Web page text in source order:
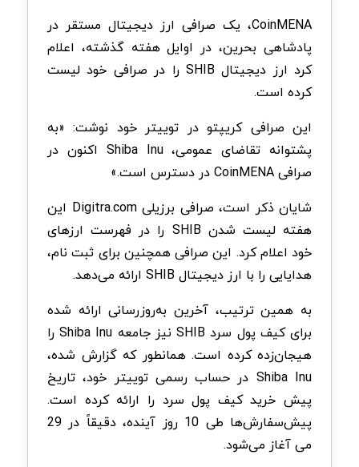
CoinMENA، یک صرافی ارز دیجیتال مستقر در
پادشاهی بحرین، در اوایل هفته گذشته، اعلام
کرد ارز دیجیتال SHIB را در صرافی خود لیست
کرده است.
این صرافی کریپتو در توییتر خود نوشت: «به
پشتوانه تقاضای عمومی، Shiba Inu اکنون در
صرافی CoinMENA در دسترس است.»
شایان ذکر است، صرافی برزیلی Digitra.com این
هفته لیست شدن SHIB را در فهرست ارزهای
خود اعلام کرد. این صرافی همچنین برای ثبت ‌نام،
هدایایی را با ارز دیجیتال SHIB ارائه می‌دهد.
به همین ترتیب، آخرین به‌روزرسانی ارائه شده
برای کیف پول سرد SHIB نیز جامعه Shiba Inu را
هیجان‌زده کرده است. همانطور که گزارش شده،
Shiba Inu در حساب رسمی توییتر خود، تاریخ
پیش خرید کیف پول سرد را ارائه کرده است.
پیش‌سفارش‌ها طی 10 روز آینده، دقیقاً در 29
می آغاز می‌شود.